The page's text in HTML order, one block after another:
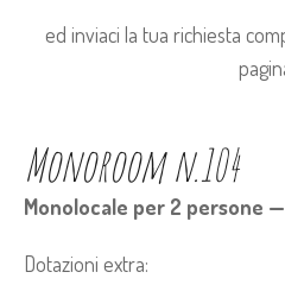
ed inviaci la tua richiesta
Monoroom n.104
Monolocale per 2 persone —
Dotazioni extra: